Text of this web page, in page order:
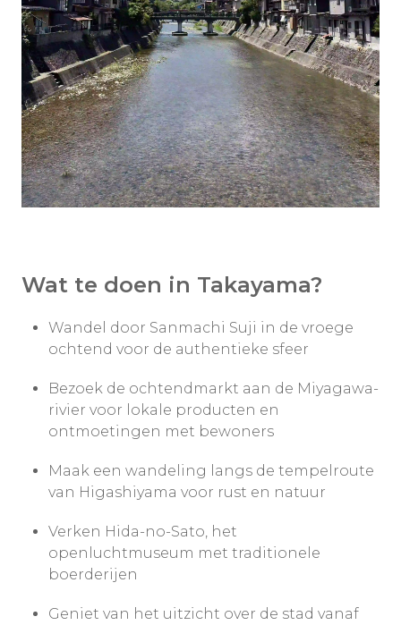
Wat te doen in Takayama?
Wandel door Sanmachi Suji in de vroege
ochtend voor de authentieke sfeer
Bezoek de ochtendmarkt aan de Miyagawa-
rivier voor lokale producten en
ontmoetingen met bewoners
Maak een wandeling langs de tempelroute
van Higashiyama voor rust en natuur
Verken Hida-no-Sato, het
openluchtmuseum met traditionele
boerderijen
Geniet van het uitzicht over de stad vanaf